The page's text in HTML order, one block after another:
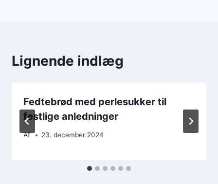
Lignende indlæg
Fedtebrød med perlesukker til
festlige anledninger
Af 23. december 2024